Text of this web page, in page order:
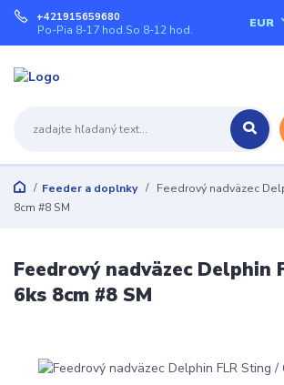
EUR
+421915659680
Po-Pia 8-17 hod.So 8-12 hod.
Feeder a doplnky
Feedrový nadväzec
8cm #8 SM
Feedrový nadväzec Delphin
6ks 8cm #8 SM